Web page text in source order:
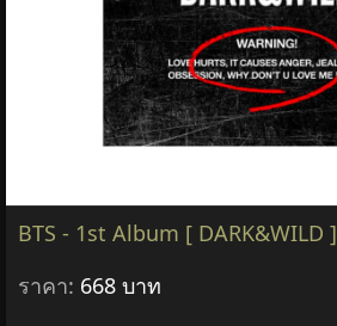
BTS - 1st Album [ DARK&WILD ]
ราคา: 668 บาท